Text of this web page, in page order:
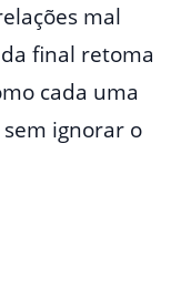
mal
final retoma
cada uma
ignorar o